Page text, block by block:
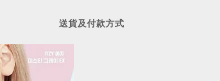
送貨及付款方式